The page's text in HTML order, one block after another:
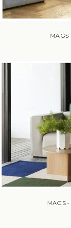
MAGS
MAGS -